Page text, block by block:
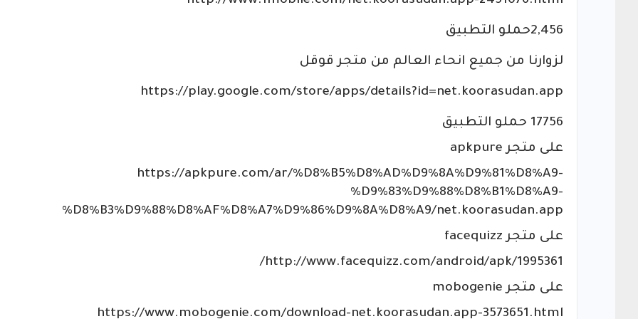
2,456حملو التطبيق
لزوارنا من جميع انحاء العالم من متجر قوقل
https://play.google.com/store/apps/details?id=net.koorasudan.app
17756 حملو التطبيق
على متجر apkpure
https://apkpure.com/ar/%D8%B5%D8%AD%D9%8A%D9%81%D8%A9-
%D9%83%D9%88%D8%B1%D8%A9-
%D8%B3%D9%88%D8%AF%D8%A7%D9%86%D9%8A%D8%A9/net.koorasudan.app
على متجر facequizz
http://www.facequizz.com/android/apk/1995361/
على متجر mobogenie
https://www.mobogenie.com/download-net.koorasudan.app-3573651.html